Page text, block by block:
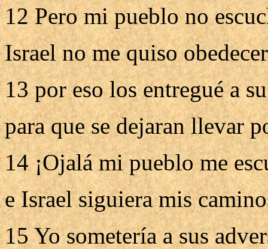
12 Pero mi pueblo no
Israel no me quiso
13 por eso los entregué a
para que se dejaran llevar
14 ¡Ojalá mi pueblo me
e Israel siguiera mis
15 Yo sometería a sus